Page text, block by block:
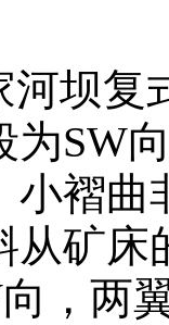
河坝复
为SW
小褶曲
矿床
向，两